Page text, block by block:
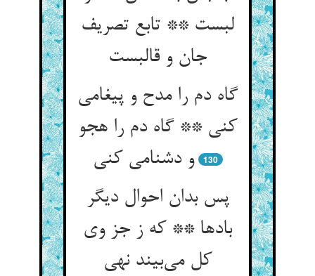
لبست ** تابع تصریف
جان و قالبست
گاه دم را مدح و پیغامی
کنی ** گاه دم را هجو
و دشنامی کنی
130
پس بدان احوال دیگر
بادها ** که ز جز وی
کل می‌بیند نهی